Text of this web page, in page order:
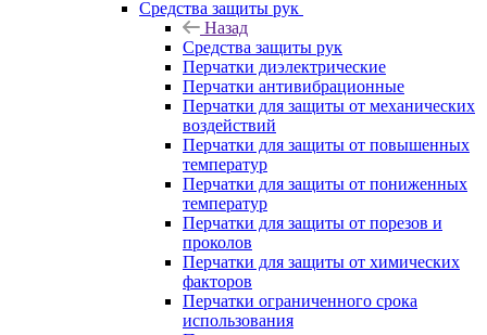
Средства защиты рук
Назад
Средства защиты рук
Перчатки диэлектрические
Перчатки антивибрационные
Перчатки для защиты от механических
воздействий
Перчатки для защиты от повышенных
температур
Перчатки для защиты от пониженных
температур
Перчатки для защиты от порезов и
проколов
Перчатки для защиты от химических
факторов
Перчатки ограниченного срока
использования